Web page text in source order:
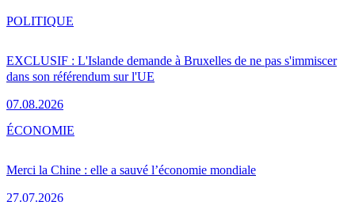
EXCLUSIF : L'Islande demande à Bruxelles de ne pas s'immiscer
dans son référendum sur l'UE
07.08.2026
POLITIQUE
Merci la Chine : elle a sauvé l’économie mondiale
27.07.2026
ÉCONOMIE